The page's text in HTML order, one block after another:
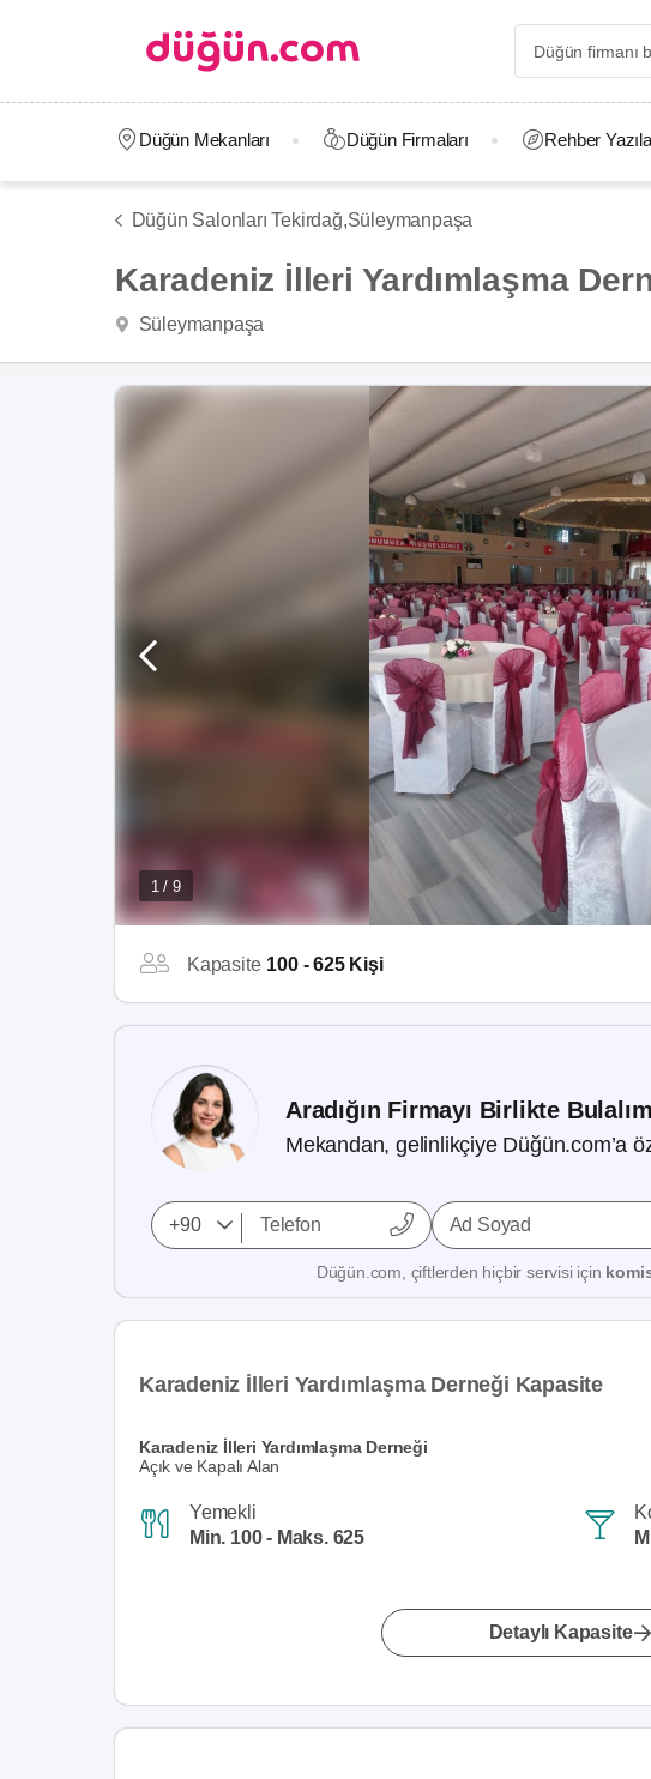
Düğün Mekanları Düğün Firmaları Rehber
Düğün Salonları Tekirdağ,Süleymanpaşa
Karadeniz İlleri Yardımlaşma
Süleymanpaşa
1 / 9
Kapasite 100 - 625 Kişi
Aradığın Firmayı Birlikte
Mekandan, gelinlikçiye Düğün.com’a
Ad Soyad
Düğün.com, çiftlerden hiçbir servisi için
Karadeniz İlleri Yardımlaşma Derneği Kapasite
Karadeniz İlleri Yardımlaşma Derneği
Açık ve Kapalı Alan
Yemekli
Min. 100 - Maks. 625
Detaylı Kapasite